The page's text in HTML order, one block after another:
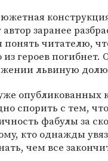
заранее
читателю,
героев погибнет.
львиную
опубликованных
спорить с тем,
фабулы за
кто однажды
чем все